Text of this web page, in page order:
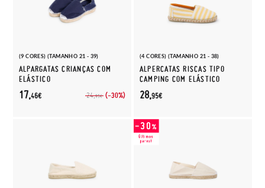
(9 CORES) (TAMANHO 21 - 39)
ALPARGATAS CRIANÇAS COM
ELÁSTICO
24,95€ (-30%)
17,46€
(4 CORES) (TAMANHO 21 - 38)
ALPERCATAS RISCAS TIPO
CAMPING COM ELÁSTICO
28,95€